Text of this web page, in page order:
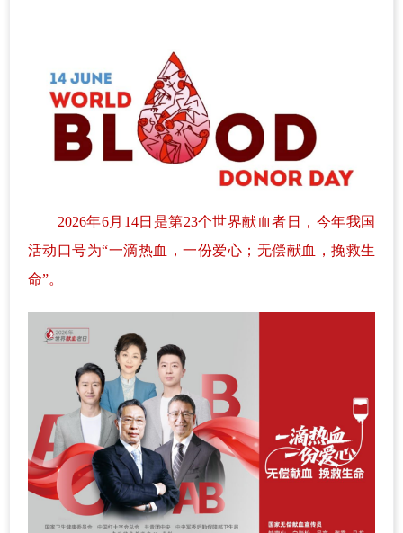
2026年6月14日是第23个世界献血者日，今年我国
活动口号为“一滴热血，一份爱心；无偿献血，挽救生
命”。